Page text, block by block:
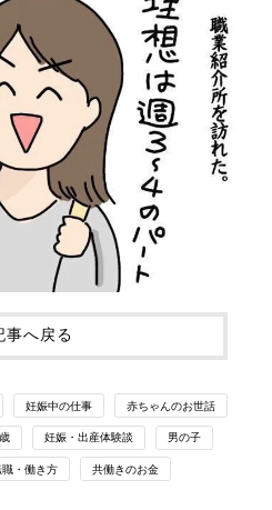
事へ戻る
妊娠中の仕事 赤ちゃんのお世話
妊娠・出産体験談 男の子
・働き方 共働きのお金